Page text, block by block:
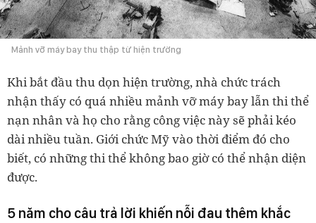
Mảnh vỡ máy bay thu thập từ hiện trường
Khi bắt đầu thu dọn hiện trường, nhà chức trách
nhận thấy có quá nhiều mảnh vỡ máy bay lẫn thi thể
nạn nhân và họ cho rằng công việc này sẽ phải kéo
dài nhiều tuần. Giới chức Mỹ vào thời điểm đó cho
biết, có những thi thể không bao giờ có thể nhận diện
được.
5 năm cho câu trả lời khiến nỗi đau thêm khắc